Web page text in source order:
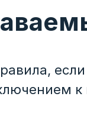
если
к